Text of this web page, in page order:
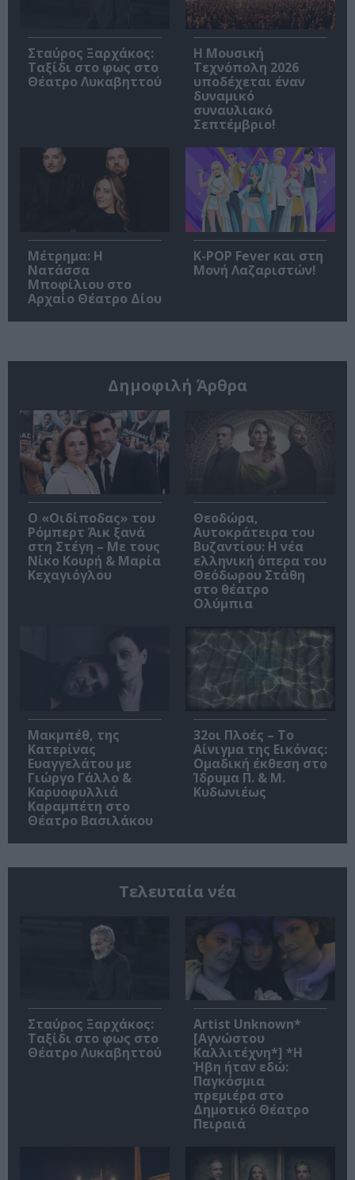
Σταύρος Ξαρχάκος:
Ταξίδι στο φως στο
Θέατρο Λυκαβηττού
Η Μουσική
Τεχνόπολη 2026
υποδέχεται έναν
δυναμικό
συναυλιακό
Σεπτέμβριο!
Μέτρημα: Η
Νατάσσα
Μποφίλιου στο
Αρχαίο Θέατρο Δίου
K-POP Fever και στη
Μονή Λαζαριστών!
Δημοφιλή Άρθρα
O «Οιδίποδας» του
Ρόμπερτ Άικ ξανά
στη Στέγη – Με τους
Νίκο Κουρή & Μαρία
Κεχαγιόγλου
Θεοδώρα,
Αυτοκράτειρα του
Βυζαντίου: Η νέα
ελληνική όπερα του
Θεόδωρου Στάθη
στο θέατρο
Ολύμπια
Μακμπέθ, της
Κατερίνας
Ευαγγελάτου με
Γιώργο Γάλλο &
Καρυοφυλλιά
Καραμπέτη στο
Θέατρο Βασιλάκου
32οι Πλοές – Το
Αίνιγμα της Εικόνας:
Ομαδική έκθεση στο
Ίδρυμα Π. & Μ.
Κυδωνιέως
Τελευταία νέα
Σταύρος Ξαρχάκος:
Ταξίδι στο φως στο
Θέατρο Λυκαβηττού
Artist Unknown*
[Αγνώστου
Καλλιτέχνη*] *Η
Ήβη ήταν εδώ:
Παγκόσμια
πρεμιέρα στο
Δημοτικό Θέατρο
Πειραιά